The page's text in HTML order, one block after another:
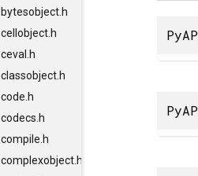
bytesobject.h
cellobject.h
ceval.h
classobject.h
code.h
codecs.h
compile.h
complexobject.h